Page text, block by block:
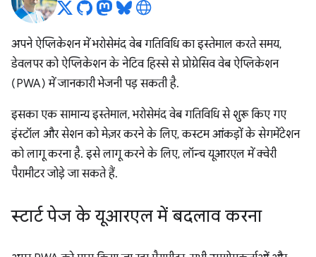
अपने ऐप्लिकेशन में भरोसेमंद वेब गतिविधि का इस्तेमाल करते समय,
डेवलपर को ऐप्लिकेशन के नेटिव हिस्से से प्रोग्रेसिव वेब ऐप्लिकेशन
(PWA) में जानकारी भेजनी पड़ सकती है.
इसका एक सामान्य इस्तेमाल, भरोसेमंद वेब गतिविधि से शुरू किए गए
इंस्टॉल और सेशन को मेज़र करने के लिए, कस्टम आंकड़ों के सेगमेंटेशन
को लागू करना है. इसे लागू करने के लिए, लॉन्च यूआरएल में क्वेरी
पैरामीटर जोड़े जा सकते हैं.
स्टार्ट पेज के यूआरएल में बदलाव करना